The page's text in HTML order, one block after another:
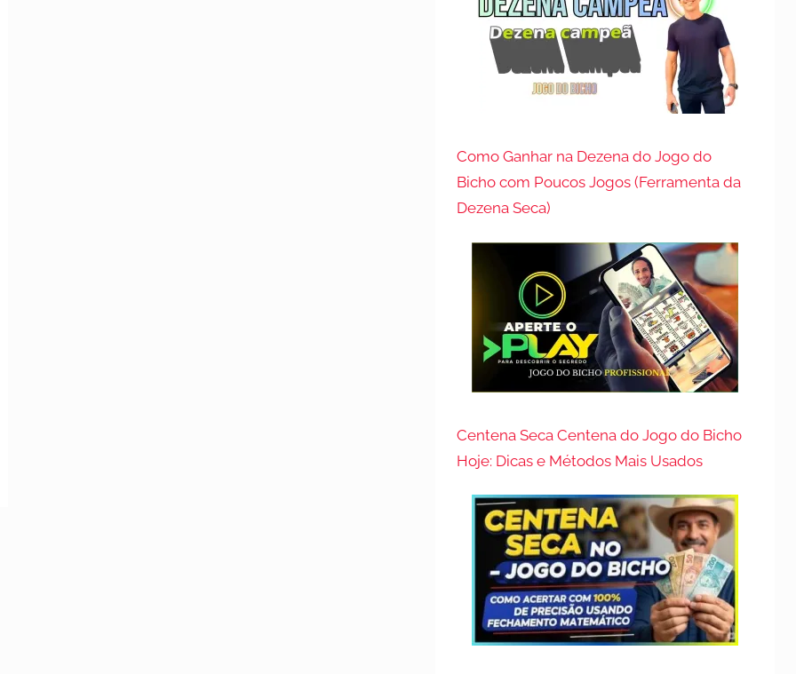
Como Ganhar na Dezena do Jogo do
Bicho com Poucos Jogos (Ferramenta da
Dezena Seca)
Centena Seca Centena do Jogo do Bicho
Hoje: Dicas e Métodos Mais Usados